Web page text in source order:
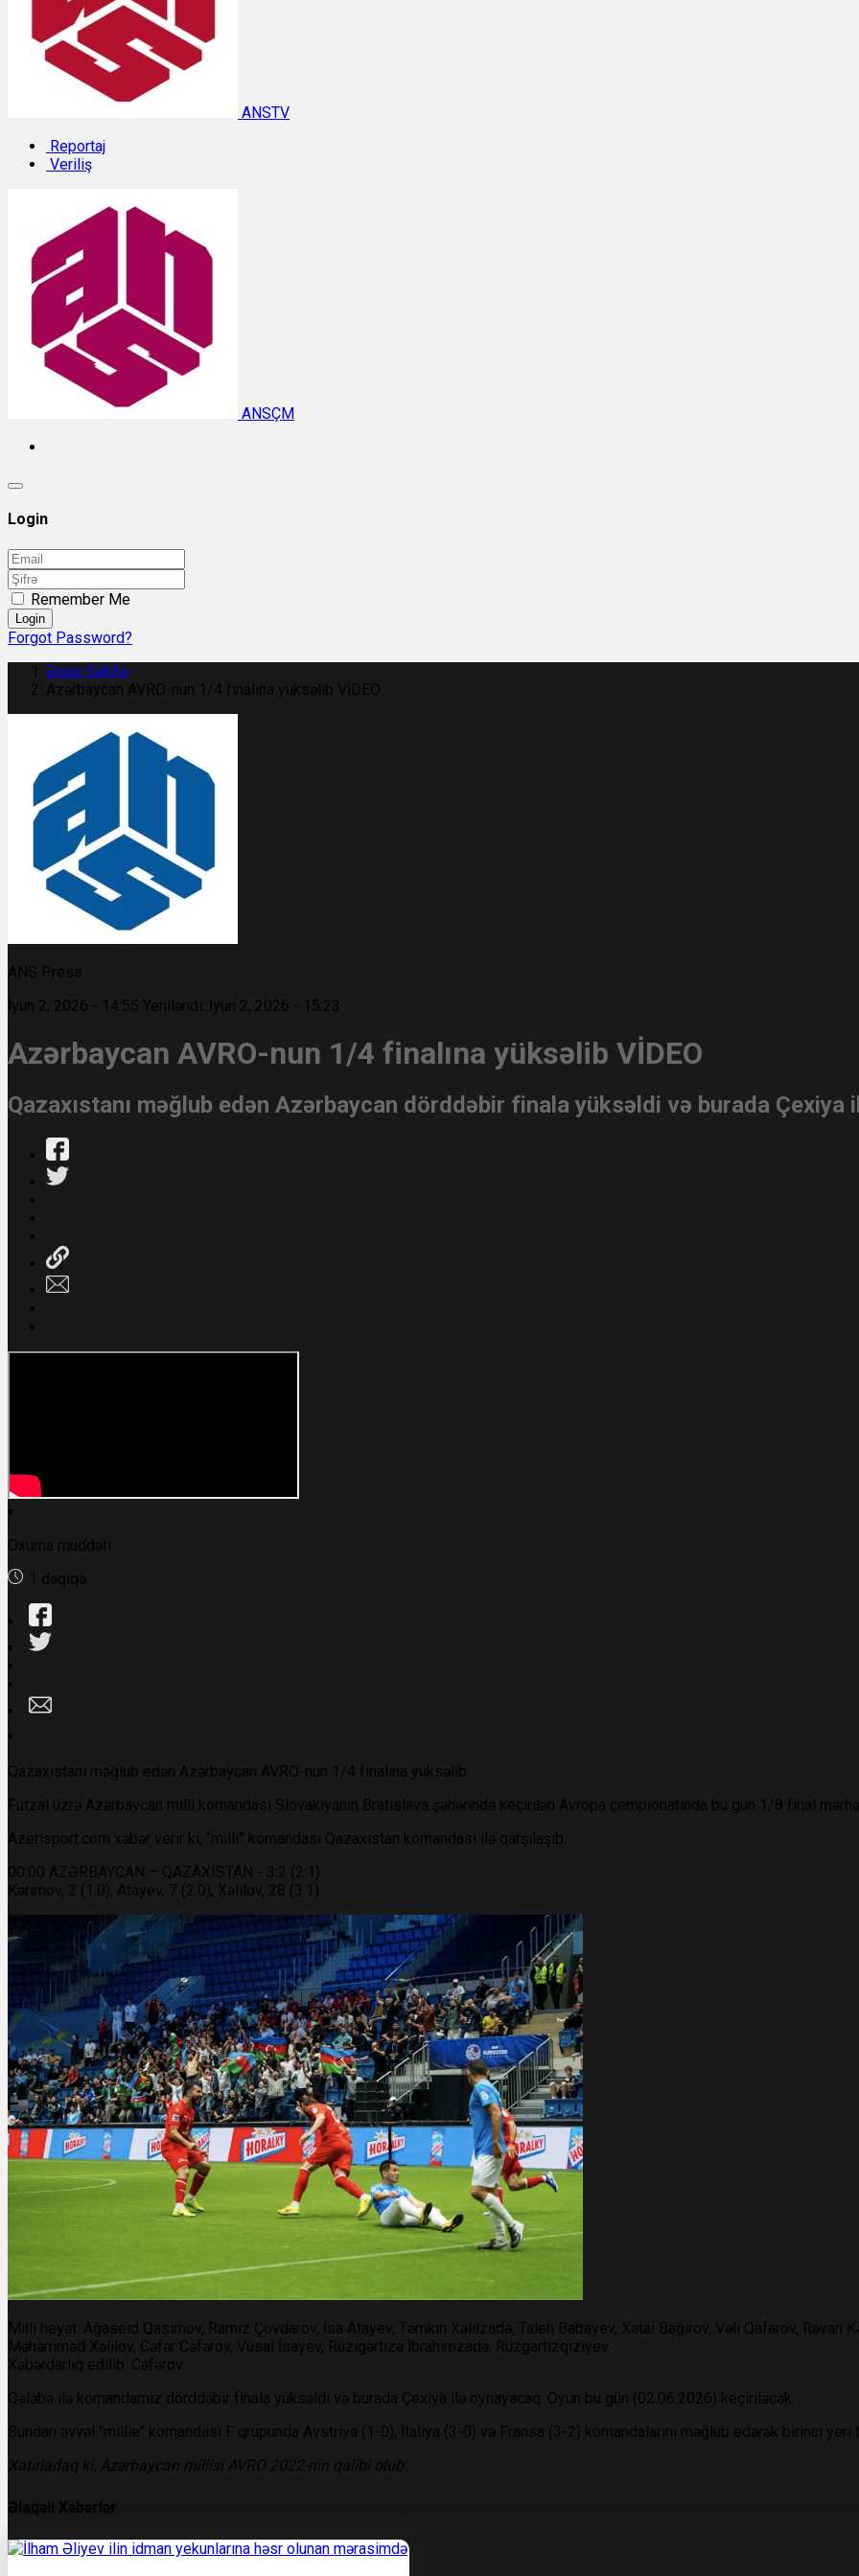
ANSTV
Reportaj
Veriliş
ANSÇM
Login
Remember Me
Login
Forgot Password?
Əsas Səhifə
Azərbaycan AVRO-nun 1/4 finalına yüksəlib VİDEO
ANS Press
İyun 2, 2026 - 14:55 Yeniləndi: İyun 2, 2026 - 15:23
Azərbaycan AVRO-nun 1/4 finalına yüksəlib VİDEO
Qazaxıstanı məğlub edən Azərbaycan dörddəbir finala yüksəldi və burada Çexiya
Oxuma müddəti:
1 dəqiqə
Qazaxıstanı məğlub edən Azərbaycan AVRO-nun 1/4 finalına yüksəlib.
Futzal üzrə Azərbaycan milli komandası Slovakiyanın Bratislava şəhərində keçirilən Avropa çempionatında bu gün 1/8 final
Azerisport.com xəbər verir ki, “milli” komandası Qazaxıstan komandası ilə qarşılaşıb.
00:00 AZƏRBAYCAN – QAZAXISTAN - 3:2 (2:1)
Kərimov, 2 (1:0), Atayev, 7 (2:0), Xəlilov, 28 (3:1)
Milli heyət: Ağaseid Qasımov, Ramiz Çovdarov, İsa Atayev, Təmkin Xəlilzadə, Taleh Babayev, Xətai Bağırov, Vəli Qafarov,
Məhəmməd Xəlilov, Cəfər Cəfərov, Vüsal İsayev, Rüzigərtizə İbrahimzadə, Rüzgartızqızıyev.
Xəbərdarlıq edilib: Cəfərov.
Qələbə ilə komandamız dörddəbir finala yüksəldi və burada Çexiya ilə oynayacaq. Oyun bu gün (02.06.2026) keçiriləcək.
Bundan əvvəl "millie" komandası F qrupunda Avstriya (1-0), İtaliya (3-0) və Fransa (3-2) komandalarını məğlub edərək birinci yeri
Xatırladaq ki, Azərbaycan millisi AVRO 2022-nin qalibi olub.
Əlaqəli Xəbərlər